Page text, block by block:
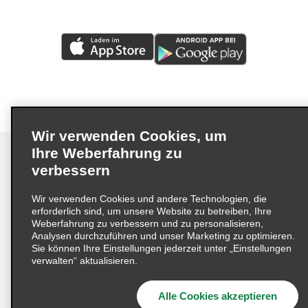
Flughafen Edwards Air Force Base (EDW)
Flughafen Fresno Yosemite (FAT)
Flughafen Los Angeles (LAX)
Flughafen Mammoth Yosemite (MMH)
Flughafen Monterey, Luxusfahrz. (MRY)
Flughafen Oakland (OAK)
Flughafen Ontario (ONT)
Flughafen Palm Springs (PSP)
Flughafen Sacramento (SMF)
Impressum Nutzungsbedingungen
Datenschutzrichtlinie
Cookie-Richtlinie
Datenschutzoptionen
Lieferkettensorgfaltspflichtengesetz (LkSG) Grundsatzerklärung
Beschwerdeverfahren nach dem
Wir verwenden Cookies, um
Ihre Weberfahrung zu
verbessern
Wir verwenden Cookies und andere Technologien, die
erforderlich sind, um unsere Website zu betreiben, Ihre
Weberfahrung zu verbessern und zu personalisieren,
Analysen durchzuführen und unser Marketing zu optimieren.
Sie können Ihre Einstellungen jederzeit unter „Einstellungen
verwalten“ aktualisieren.
Alle Cookies akzeptieren